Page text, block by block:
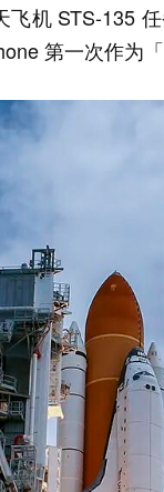
机 STS-135
第一次作为